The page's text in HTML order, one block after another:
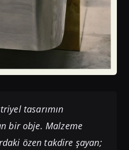
tasarımın
bir obje. Malzeme
özen takdire şayan;